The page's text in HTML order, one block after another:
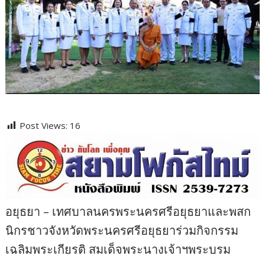
Post Views: 16
อยุธยา – เทศบาลนครพระนครศรีอยุธยาและพสก
นิกรชาวจังหวัดพระนครศรีอยุธยาร่วมกิจกรรม
เฉลิมพระเกียรติ สมเด็จพระนางเจ้าฯพระบรม